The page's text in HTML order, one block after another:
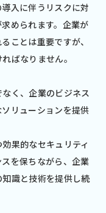
入に伴うリスクに対
められます。企業が
ことは重要ですが、
ばなりません。
く、企業のビジネス
リューションを提供
果的なセキュリティ
を保ちながら、企業
識と技術を提供し続